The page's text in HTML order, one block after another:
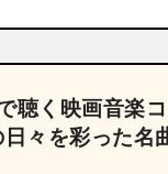
聴く映画音楽
々を彩った名